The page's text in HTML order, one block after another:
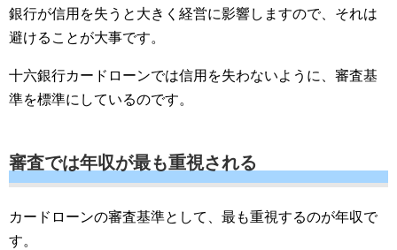
銀行が信用を失うと大きく経営に影響しますので、それは
避けることが大事です。
十六銀行カードローンでは信用を失わないように、審査基
準を標準にしているのです。
審査では年収が最も重視される
カードローンの審査基準として、最も重視するのが年収で
す。